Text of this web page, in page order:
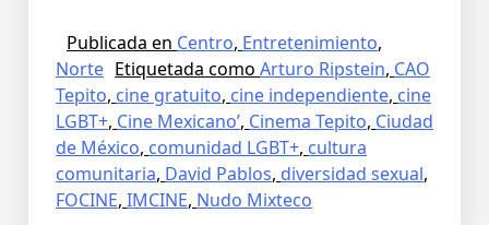
Publicada en Centro, Entretenimiento,
Norte Etiquetada como Arturo Ripstein, CAO
Tepito, cine gratuito, cine independiente, cine
LGBT+, Cine Mexicano’, Cinema Tepito, Ciudad
de México, comunidad LGBT+, cultura
comunitaria, David Pablos, diversidad sexual,
FOCINE, IMCINE, Nudo Mixteco